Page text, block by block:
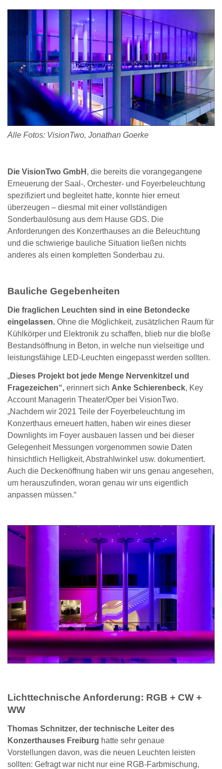
Alle Fotos: VisionTwo, Jonathan Goerke
Die VisionTwo GmbH , die bereits die vorangegangene
Erneuerung der Saal-, Orchester- und Foyerbeleuchtung
spezifiziert und begleitet hatte, konnte hier erneut
überzeugen – diesmal mit einer vollständigen
Sonderbaulösung aus dem Hause GDS. Die
Anforderungen des Konzerthauses an die Beleuchtung
und die schwierige bauliche Situation ließen nichts
anderes als einen kompletten Sonderbau zu.
Bauliche Gegebenheiten
Die fraglichen Leuchten sind in eine Betondecke
eingelassen. Ohne die Möglichkeit, zusätzlichen Raum für
Kühlkörper und Elektronik zu schaffen, blieb nur die bloße
Bestandsöffnung in Beton, in welche nun vielseitige und
leistungsfähige LED-Leuchten eingepasst werden sollten.
„Dieses Projekt bot jede Menge Nervenkitzel und
Fragezeichen“, erinnert sich Anke Schierenbeck, Key
Account Managerin Theater/Oper bei VisionTwo.
„Nachdem wir 2021 Teile der Foyerbeleuchtung im
Konzerthaus erneuert hatten, haben wir eines dieser
Downlights im Foyer ausbauen lassen und bei dieser
Gelegenheit Messungen vorgenommen sowie Daten
hinsichtlich Helligkeit, Abstrahlwinkel usw. dokumentiert.
Auch die Deckenöffnung haben wir uns genau angesehen,
um herauszufinden, woran genau wir uns eigentlich
anpassen müssen.“
Lichttechnische Anforderung: RGB + CW +
WW
Thomas Schnitzer, der technische Leiter des
Konzerthauses Freiburg hatte sehr genaue
Vorstellungen davon, was die neuen Leuchten leisten
sollten: Gefragt war nicht nur eine RGB-Farbmischung,